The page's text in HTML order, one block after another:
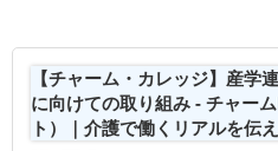
【チャーム・カレッジ】産学
に向けての取り組み - チャー
ト）｜介護で働くリアルを伝